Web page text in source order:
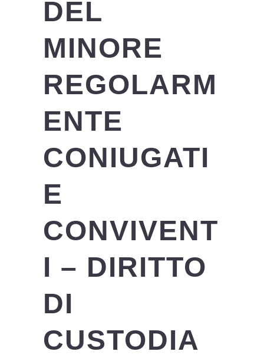
DEL
MINORE
REGOLARM
ENTE
CONIUGATI
E
CONVIVENT
I – DIRITTO
DI
CUSTODIA